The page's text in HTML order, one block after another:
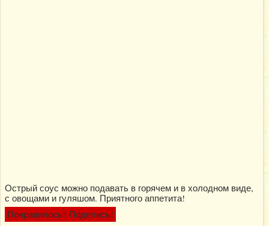
Острый соус можно подавать в горячем и в холодном виде,
с овощами и гуляшом. Приятного аппетита!
Понравилось? Поделись!